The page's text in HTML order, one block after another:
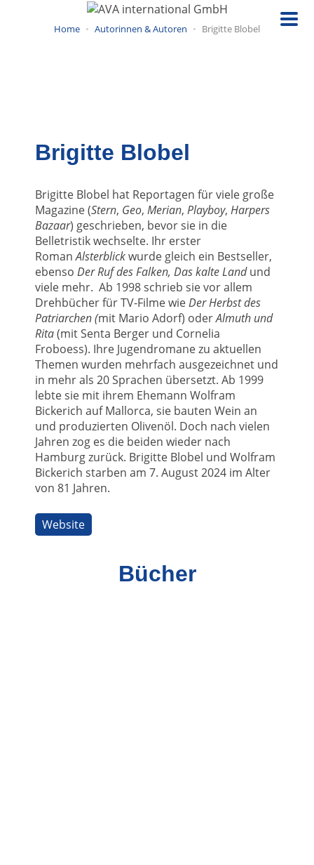
Home Autorinnen & Autoren Brigitte Blobel
Brigitte Blobel
Brigitte Blobel hat Reportagen für viele große
Magazine (Stern, Geo, Merian, Playboy, Harpers
Bazaar) geschrieben, bevor sie in die
Belletristik wechselte. Ihr erster
RomanAlsterblickwurde gleich ein Bestseller,
ebenso Der Ruf des Falken, Das kalte Landund
viele mehr. Ab 1998 schrieb sie vor allem
Drehbücher für TV-Filme wieDer Herbst des
Patriarchen (mit Mario Adorf) oderAlmuth und
Rita(mit Senta Berger und Cornelia
Froboess). Ihre Jugendromane zu aktuellen
Themen wurden mehrfach ausgezeichnet und
in mehr als 20 Sprachen übersetzt. Ab 1999
lebte sie mit ihrem Ehemann Wolfram
Bickerich auf Mallorca, sie bauten Wein an
und produzierten Olivenöl. Doch nach vielen
Jahren zog es die beiden wieder nach
Hamburg zurück. Brigitte Blobel und Wolfram
Bickerich starben am 7. August 2024 im Alter
von 81 Jahren.
Website
Bücher